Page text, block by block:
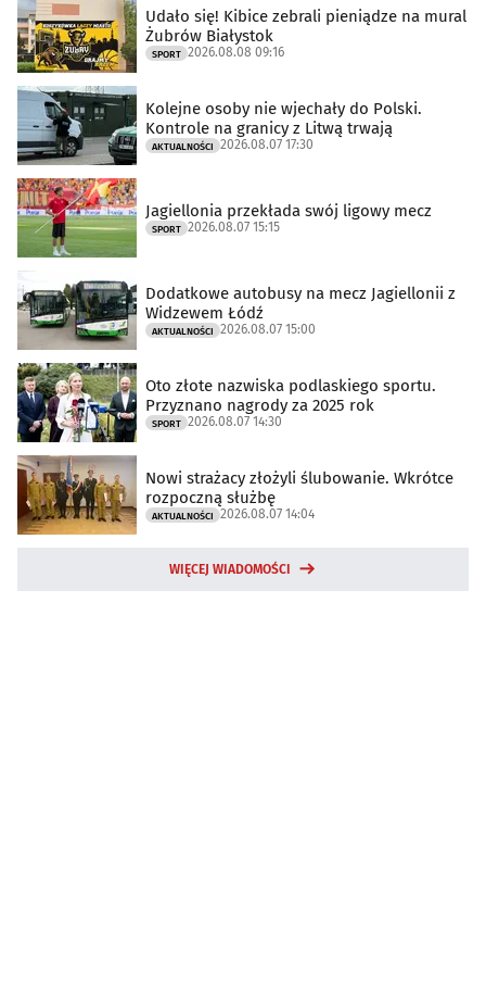
Udało się! Kibice zebrali pieniądze na mural
Żubrów Białystok
SPORT 2026.08.08 09:16
Kolejne osoby nie wjechały do Polski.
Kontrole na granicy z Litwą trwają
AKTUALNOŚCI 2026.08.07 17:30
Jagiellonia przekłada swój ligowy mecz
SPORT 2026.08.07 15:15
Dodatkowe autobusy na mecz Jagiellonii z
Widzewem Łódź
AKTUALNOŚCI 2026.08.07 15:00
Oto złote nazwiska podlaskiego sportu.
Przyznano nagrody za 2025 rok
SPORT 2026.08.07 14:30
Nowi strażacy złożyli ślubowanie. Wkrótce
rozpoczną służbę
AKTUALNOŚCI 2026.08.07 14:04
WIĘCEJ WIADOMOŚCI